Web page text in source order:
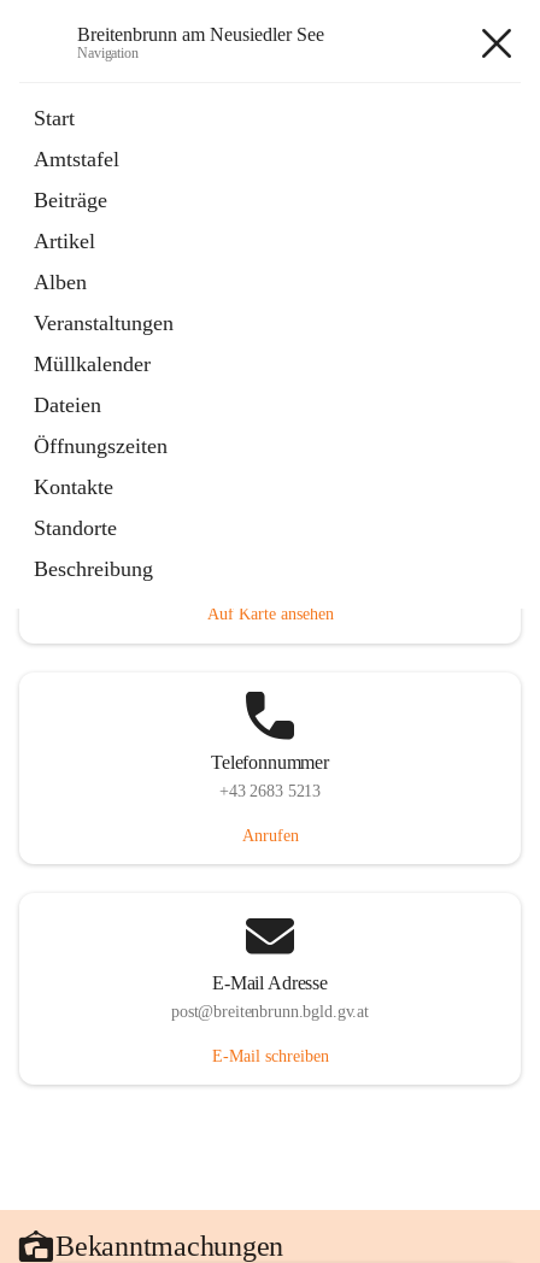
Breitenbrunn am Neusiedler See
Navigation
Start
Amtstafel
Beiträge
Artikel
Alben
Veranstaltungen
Müllkalender
Dateien
Öffnungszeiten
Kontakte
Standorte
Beschreibung
18 Schnellzugriffe
Gemeindeservice
Auf Karte ansehen
Telefonnummer
+43 2683 5213
Anrufen
E-Mail Adresse
post@breitenbrunn.bgld.gv.at
E-Mail schreiben
Bekanntmachungen